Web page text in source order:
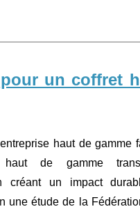
un coffret
haut de gamme
haut de gamme
créant un impact
une étude de la